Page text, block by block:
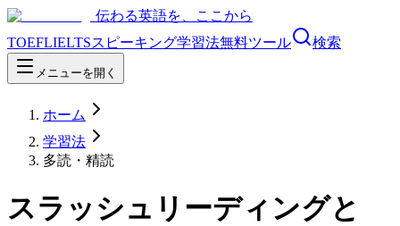
伝わる英語を、ここから
TOEFLIELTSスピーキング学習法無料ツール 検索
メニューを開く
ホーム
学習法
多読・精読
スラッシュリーディングと